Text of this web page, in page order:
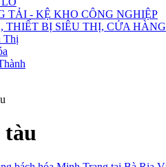
TẢI - KỆ KHO CÔNG NGHIỆP
THIẾT BỊ SIÊU THỊ, CỬA HÀNG
Thị
tàu